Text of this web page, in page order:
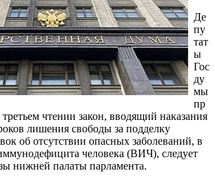
Де
пу
тат
ы
Гос
ду
мы
пр
чтении закон, вводящий наказания
лишения свободы за подделку
об отсутствии опасных заболеваний, в
человека (ВИЧ), следует
нижней палаты парламента.